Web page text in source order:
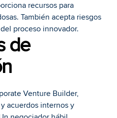
recursos para
También acepta riesgos
proceso innovador.
de
Venture Builder,
acuerdos internos y